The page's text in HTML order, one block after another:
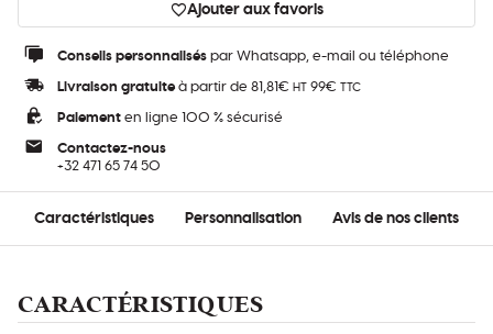
Ajouter aux favoris
Conseils personnalisés par Whatsapp, e-mail ou téléphone
Livraison gratuite à partir de 81,81€ HT 99€ TTC
Paiement en ligne 100 % sécurisé
Contactez-nous
+32 471 65 74 50
Caractéristiques Personnalisation Avis de nos clients
CARACTÉRISTIQUES